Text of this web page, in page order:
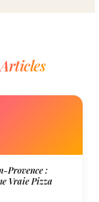
Articles
Provence :
Vraie Pizza